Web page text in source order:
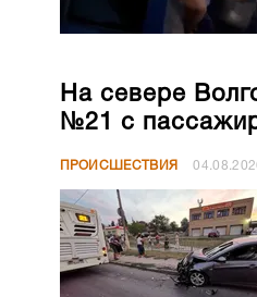
На севере
№21 с
ПРОИСШЕСТВИЯ